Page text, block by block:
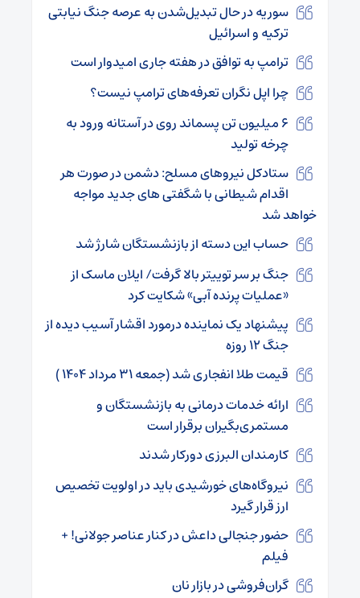
سوریه در حال تبدیل‌شدن به عرصه جنگ نیابتی
ترکیه و اسرائیل
ترامپ به توافق در هفته جاری امیدوار است
چرا اپل نگران تعرفه‌های ترامپ نیست؟
۶ میلیون تن پسماند روی در آستانه ورود به
چرخه تولید
ستادکل نیروهای مسلح: دشمن در صورت هر
اقدام شیطانی با شگفتی های جدید مواجه
خواهد شد
حساب این دسته از بازنشستگان شارژ شد
جنگ بر سر توییتر بالا گرفت/ ایلان ماسک از
«عملیات پرنده آبی» شکایت کرد
پیشنهاد یک نماینده درمورد اقشار آسیب دیده از
جنگ ۱۲ روزه
قیمت طلا انفجاری شد (جمعه ۳۱ مرداد ۱۴۰۴ )
ارائه خدمات درمانی به بازنشستگان و
مستمری‌بگیران برقرار است
کارمندان البرزی دورکار شدند
نیروگاه‌های خورشیدی باید در اولویت تخصیص
ارز قرار گیرد
حضور جنجالی داعش در کنار عناصر جولانی! +
فیلم
گران‌فروشی در بازار نان